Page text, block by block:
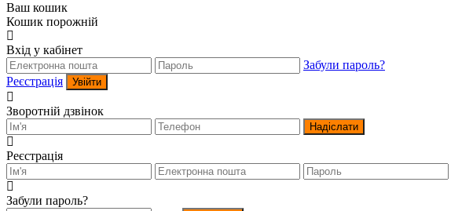
Ваш кошик
Кошик порожній
Вхід у кабінет
Забули пароль?
Реєстрація
Увійти
Зворотній дзвінок
Надіслати
Реєстрація
Забули пароль?